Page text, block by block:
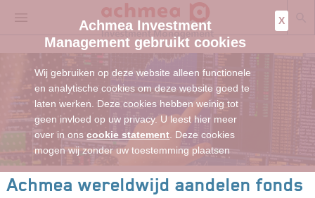
Achmea Investment
Management gebruikt cookies
Wij gebruiken op deze website alleen functionele
en analytische cookies om deze website goed te
laten werken. Deze cookies hebben weinig tot
geen invloed op uw privacy. U leest hier meer
over in onscookie statement . Deze cookies
mogen wij zonder uw toestemming plaatsen
X
Achmea wereldwijd aandelen fonds